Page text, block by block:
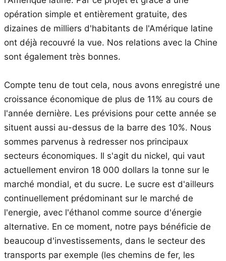
opération simple et entièrement gratuite, des
dizaines de milliers d'habitants de l'Amérique latine
ont déjà recouvré la vue. Nos relations avec la Chine
sont également très bonnes.
Compte tenu de tout cela, nous avons enregistré une
croissance économique de plus de 11% au cours de
l'année dernière. Les prévisions pour cette année se
situent aussi au-dessus de la barre des 10%. Nous
sommes parvenus à redresser nos principaux
secteurs économiques. Il s'agit du nickel, qui vaut
actuellement environ 18 000 dollars la tonne sur le
marché mondial, et du sucre. Le sucre est d'ailleurs
continuellement prédominant sur le marché de
l'energie, avec l'éthanol comme source d'énergie
alternative. En ce moment, notre pays bénéficie de
beaucoup d'investissements, dans le secteur des
transports par exemple (les chemins de fer, les